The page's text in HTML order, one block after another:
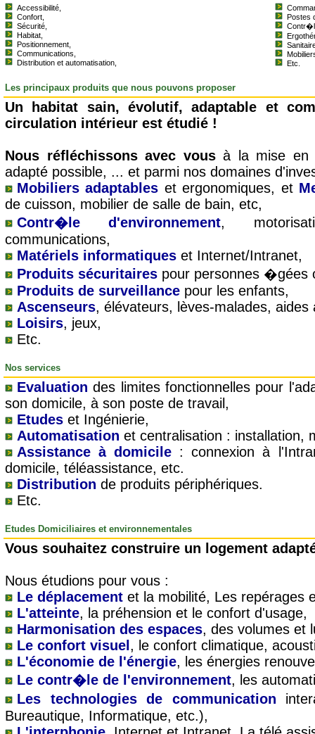
Accessibilité,
Confort,
Sécurité,
Habitat,
Positionnement,
Communications,
Distribution et automatisation,
Postes
Etc.
Les principaux produits que nous pouvons proposer
Un habitat sain, évolutif, adaptable et
circulation intérieur est étudié !
Nous réfléchissons avec vousà la mise en
adapté possible, ... et parmi nos domaines
Mobiliers adaptables et ergonomiques, et
de cuisson, mobilier de salle de bain, etc,
Contr�le d'environnement,
communications,
Matériels informatiques et Internet/Intranet,
Produits sécuritaires pour personnes �gées
Produits de surveillance pour les enfants,
Ascenseurs, élévateurs, lèves-malades, aides
Loisirs, jeux,
Etc.
Nos services
Evaluation des limites fonctionnelles pour
son domicile, à son poste de travail,
Etudes et Ingénierie,
Automatisation et centralisation : installation,
Assistance à domicile : connexion à
domicile, téléassistance, etc.
Distribution de produits périphériques.
Etc.
Etudes Domiciliaires et environnementales
Vous souhaitez construire un logement
Nous étudions pour vous :
Le déplacement et la mobilité, Les repérages
L'atteinte, la préhension et le confort d'usage,
Harmonisation des espaces, des volumes et
Le confort visuel , le confort climatique,
L'économie de l'énergie, les énergies
Le contr�le de l'environnement, les
Les technologies de communication
Bureautique, Informatique, etc.),